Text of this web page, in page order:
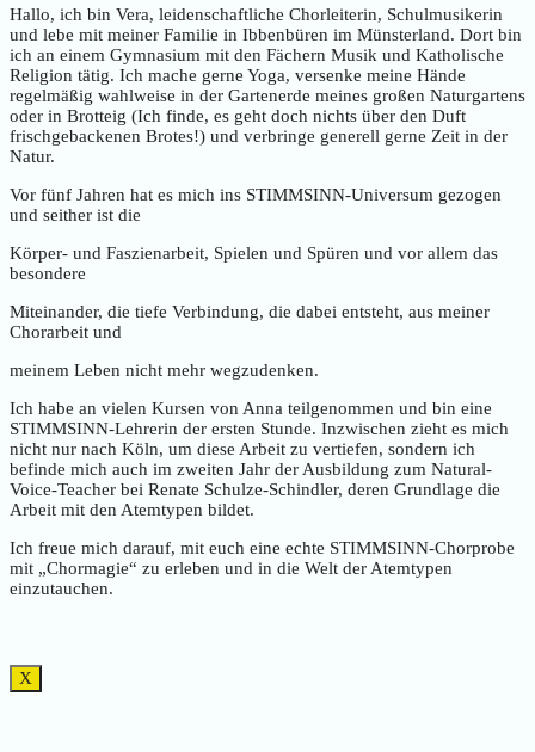
Hallo, ich bin Vera, leidenschaftliche Chorleiterin, Schulmusikerin
und lebe mit meiner Familie in Ibbenbüren im Münsterland. Dort bin
ich an einem Gymnasium mit den Fächern Musik und Katholische
Religion tätig. Ich mache gerne Yoga, versenke meine Hände
regelmäßig wahlweise in der Gartenerde meines großen Naturgartens
oder in Brotteig (Ich finde, es geht doch nichts über den Duft
frischgebackenen Brotes!) und verbringe generell gerne Zeit in der
Natur.
Vor fünf Jahren hat es mich ins STIMMSINN-Universum gezogen
und seither ist die
Körper- und Faszienarbeit, Spielen und Spüren und vor allem das
besondere
Miteinander, die tiefe Verbindung, die dabei entsteht, aus meiner
Chorarbeit und
meinem Leben nicht mehr wegzudenken.
Ich habe an vielen Kursen von Anna teilgenommen und bin eine
STIMMSINN-Lehrerin der ersten Stunde. Inzwischen zieht es mich
nicht nur nach Köln, um diese Arbeit zu vertiefen, sondern ich
befinde mich auch im zweiten Jahr der Ausbildung zum Natural-
Voice-Teacher bei Renate Schulze-Schindler, deren Grundlage die
Arbeit mit den Atemtypen bildet.
Ich freue mich darauf, mit euch eine echte STIMMSINN-Chorprobe
mit „Chormagie“ zu erleben und in die Welt der Atemtypen
einzutauchen.
X